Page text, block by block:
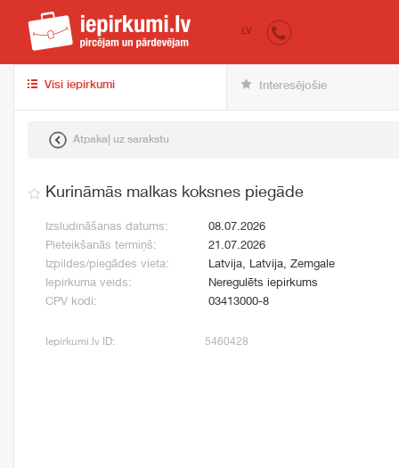
iepirkumi.lv
LV
Visi iepirkumi Interesējošie
Atpakaļ uz sarakstu
Kurināmās malkas koksnes piegāde
Izsludināšanas datums:
08.07.2026
Pieteikšanās termiņš:
21.07.2026
Izpildes/piegādes vieta:
Latvija, Latvija, Zemgale
Iepirkuma veids:
Neregulēts iepirkums
CPV kodi:
03413000-8
Iepirkumi.lv ID: 5460428